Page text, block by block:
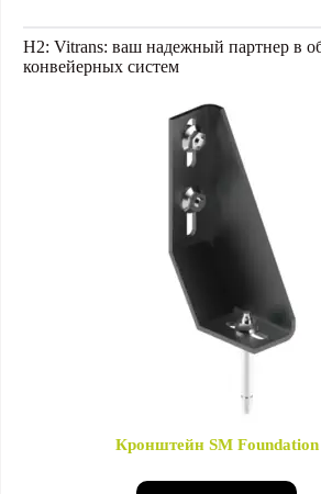
H2: Vitrans: ваш надежный партнер в
конвейерных систем
Кронштейн SM Foundation